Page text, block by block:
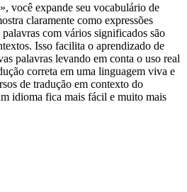
você expande seu vocabulário de
claramente como expressões
com vários significados são
Isso facilita o aprendizado de
palavras levando em conta o uso real
correta em uma linguagem viva e
de tradução em contexto do
idioma fica mais fácil e muito mais